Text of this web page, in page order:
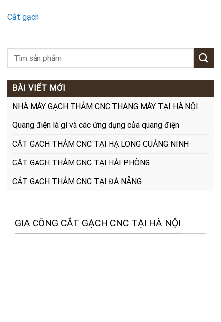
Cắt gạch
BÀI VIẾT MỚI
NHÀ MÁY GẠCH THẢM CNC THANG MÁY TẠI HÀ NỘI
Quang điện là gì và các ứng dụng của quang điện
CẮT GẠCH THẢM CNC TẠI HẠ LONG QUẢNG NINH
CẮT GẠCH THẢM CNC TẠI HẢI PHÒNG
CẮT GẠCH THẢM CNC TẠI ĐÀ NẴNG
GIA CÔNG CẮT GẠCH CNC TẠI HÀ NỘI